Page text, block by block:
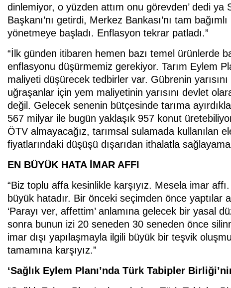
dinlemiyor, o yüzden attım onu görevden’ dedi ya
Başkanı’nı getirdi, Merkez Bankası’nı tam
yönetmeye başladı. Enflasyon tekrar patladı.”
“İlk günden itibaren hemen bazı temel ürünlerde
enflasyonu düşürmemiz gerekiyor. Tarım Eylem
maliyeti düşürecek tedbirler var. Gübrenin
uğraşanlar için yem maliyetinin yarısını devlet
değil. Gelecek senenin bütçesinde tarıma
567 milyar ile bugün yaklaşık 957 konut
ÖTV almayacağız, tarımsal sulamada kullanılan
fiyatlarındaki düşüşü dışarıdan ithalatla
EN BÜYÜK HATA İMAR AFFI
“Biz toplu affa kesinlikle karşıyız. Mesela imar
büyük hatadır. Bir önceki seçimden önce
‘Parayı ver, affettim’ anlamına gelecek bir yasal
sonra bunun izi 20 seneden 30 seneden önce
imar dışı yapılaşmayla ilgili büyük bir teşvik
tamamına karşıyız.”
‘Sağlık Eylem Planı’nda Türk Tabipler